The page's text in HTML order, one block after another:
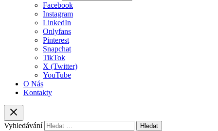
Facebook
Instagram
LinkedIn
Onlyfans
Pinterest
Snapchat
TikTok
X (Twitter)
YouTube
O Nás
Kontakty
Vyhledávání